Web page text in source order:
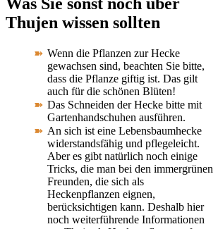
Thujen wissen sollten
Wenn die Pflanzen zur Hecke
gewachsen sind, beachten Sie bitte,
dass die Pflanze giftig ist. Das gilt
auch für die schönen Blüten!
Das Schneiden der Hecke bitte mit
Gartenhandschuhen ausführen.
An sich ist eine Lebensbaumhecke
widerstandsfähig und pflegeleicht.
Aber es gibt natürlich noch einige
Tricks, die man bei den immergrünen
Freunden, die sich als
Heckenpflanzen eignen,
berücksichtigen kann. Deshalb hier
noch weiterführende Informationen